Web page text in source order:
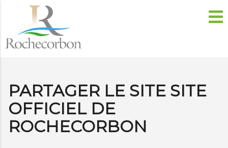
PARTAGER LE SITE SITE
OFFICIEL DE
ROCHECORBON